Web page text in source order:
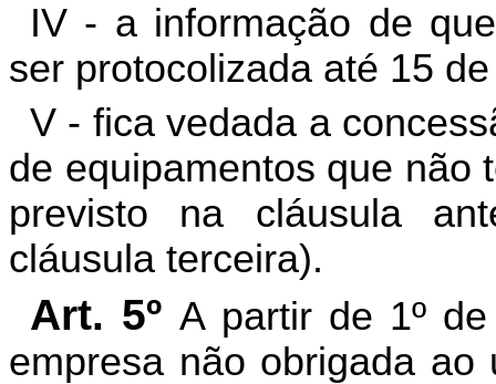
IV - a informação de
ser protocolizada até 15
V - fica vedada a
de equipamentos que não
previsto na cláusula
cláusula terceira).
Art. 5ºA partir de 1º
empresa não obrigada